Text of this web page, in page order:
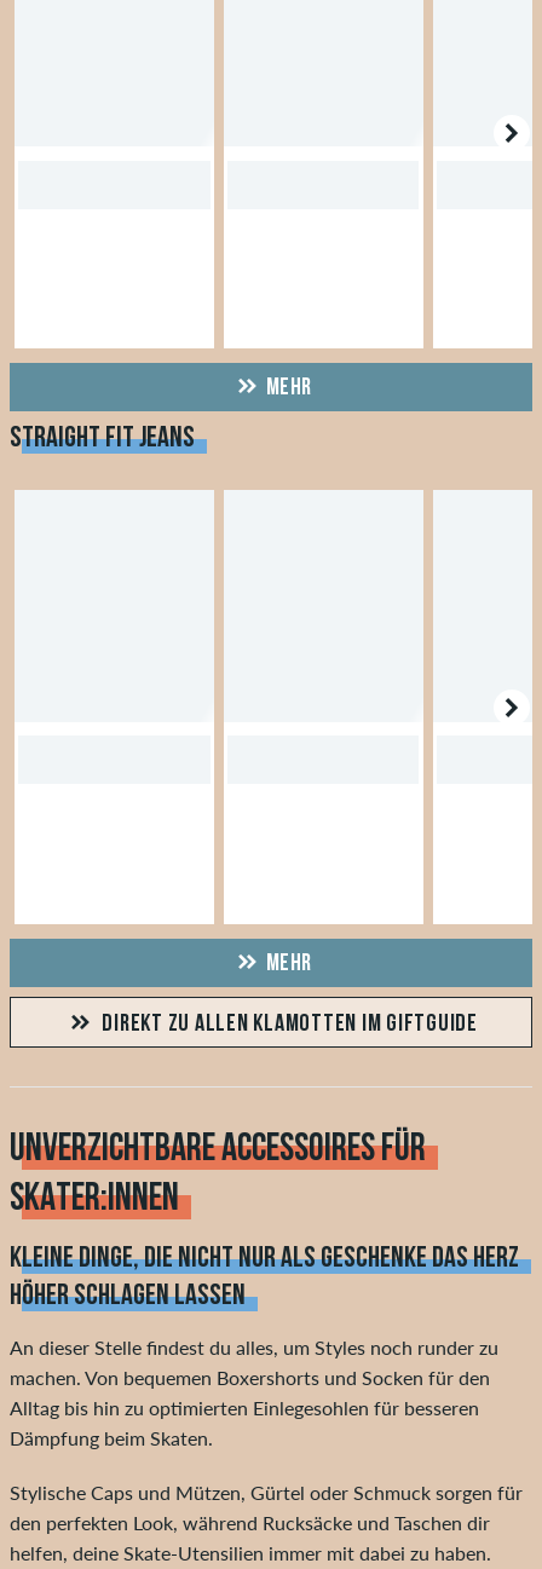
MEHR
STRAIGHT FIT JEANS
MEHR
DIREKT ZU ALLEN KLAMOTTEN IM GIFTGUIDE
UNVERZICHTBARE ACCESSOIRES FÜR
SKATER:INNEN
KLEINE DINGE, DIE NICHT NUR ALS GESCHENKE DAS HERZ
HÖHER SCHLAGEN LASSEN
An dieser Stelle findest du alles, um Styles noch runder zu
machen. Von bequemen Boxershorts und Socken für den
Alltag bis hin zu optimierten Einlegesohlen für besseren
Dämpfung beim Skaten.
Stylische Caps und Mützen, Gürtel oder Schmuck sorgen für
den perfekten Look, während Rucksäcke und Taschen dir
helfen, deine Skate-Utensilien immer mit dabei zu haben.